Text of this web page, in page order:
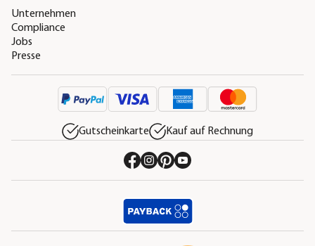
Unternehmen
Compliance
Jobs
Presse
Gutscheinkarte Kauf auf Rechnung